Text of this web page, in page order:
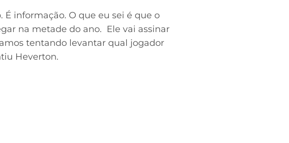
informação. O que eu sei é que o
na metade do ano. Ele vai assinar
tentando levantar qual jogador
Heverton.